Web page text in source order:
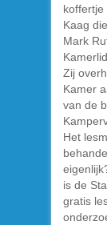
koffertje
Kaag
Mark
Zij
Kamer
van de
Het
is de
gratis